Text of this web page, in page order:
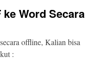
Word Secara
offline, Kalian bisa
: